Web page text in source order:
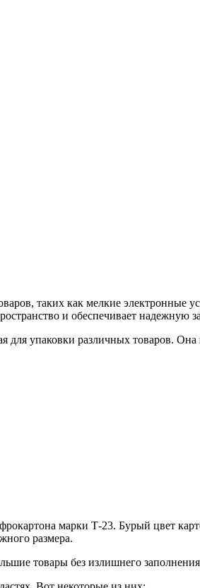
таких как мелкие электронные
и обеспечивает надежную
упаковки различных товаров.
марки Т-23. Бурый цвет
размера.
товары без излишнего